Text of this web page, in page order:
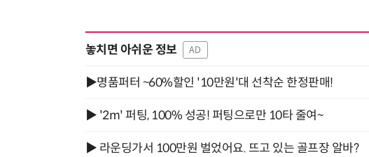
놓치면 아쉬운 정보 AD
▶명품퍼터 ~60%할인 '10만원'대 선착순 한정판매!
▶ '2m' 퍼팅, 100% 성공! 퍼팅으로만 10타 줄여~
▶ 라운딩가서 100만원 벌었어요. 뜨고 있는 골프장 알바?